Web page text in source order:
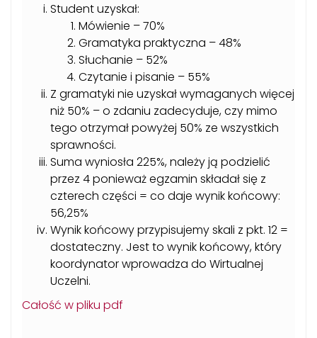
Student uzyskał:
Mówienie – 70%
Gramatyka praktyczna – 48%
Słuchanie – 52%
Czytanie i pisanie – 55%
Z gramatyki nie uzyskał wymaganych więcej
niż 50% – o zdaniu zadecyduje, czy mimo
tego otrzymał powyżej 50% ze wszystkich
sprawności.
Suma wyniosła 225%, należy ją podzielić
przez 4 ponieważ egzamin składał się z
czterech części = co daje wynik końcowy:
56,25%
Wynik końcowy przypisujemy skali z pkt. 12 =
dostateczny. Jest to wynik końcowy, który
koordynator wprowadza do Wirtualnej
Uczelni.
Całość w pliku pdf